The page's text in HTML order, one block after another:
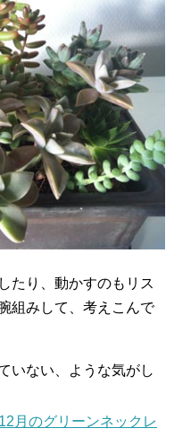
たり、動かすのもリス
組みして、考えこんで
いない、ような気がし
月のグリーンネックレ